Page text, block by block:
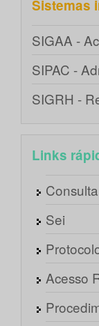
Sistemas
SIGAA -
SIPAC -
SIGRH -
Links
Sei
Acesso